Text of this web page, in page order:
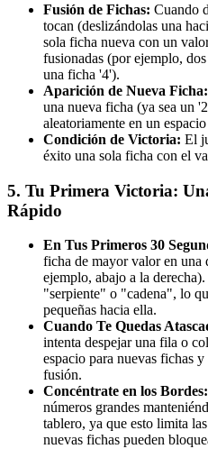
Fusión de Fichas: Cuando
tocan (deslizándolas una
sola ficha nueva con un
fusionadas (por ejemplo,
una ficha '4').
Aparición de Nueva Ficha:
una nueva ficha (ya sea un
aleatoriamente en un
Condición de Victoria: El
éxito una sola ficha con el
5. Tu Primera Victoria:
Rápido
En Tus Primeros 30
ficha de mayor valor en una
ejemplo, abajo a la
"serpiente" o "cadena", lo
pequeñas hacia ella.
Cuando Te Quedas
intenta despejar una fila o
espacio para nuevas fichas
fusión.
Concéntrate en los Bordes:
números grandes
tablero, ya que esto limita
nuevas fichas pueden